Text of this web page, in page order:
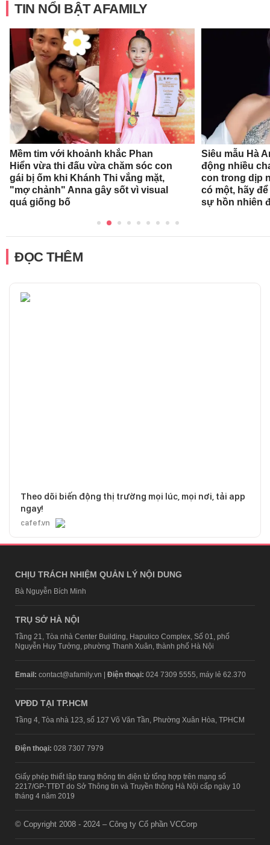
TIN NỔI BẬT AFAMILY
Mềm tim với khoảnh khắc Phan
Hiển vừa thi đấu vừa chăm sóc con
gái bị ốm khi Khánh Thi vắng mặt,
"mợ chảnh" Anna gây sốt vì visual
quá giống bố
Siêu mẫu Hà
động nhiều
con trong dịp
có một, hãy
sự hồn nhiên
ĐỌC THÊM
Theo dõi biến động thị trường mọi lúc, mọi nơi, tải app
ngay!
cafef.vn
CHỊU TRÁCH NHIỆM QUẢN LÝ NỘI DUNG
Bà Nguyễn Bích Minh
TRỤ SỞ HÀ NỘI
Tầng 21, Tòa nhà Center Building, Hapulico Complex, Số 01, phố
Nguyễn Huy Tưởng, phường Thanh Xuân, thành phố Hà Nội
Email: contact@afamily.vn | Điện thoại: 024 7309 5555, máy lẻ 62.370
VPĐD TẠI TP.HCM
Tầng 4, Tòa nhà 123, số 127 Võ Văn Tần, Phường Xuân Hòa, TPHCM
Điện thoại: 028 7307 7979
Giấy phép thiết lập trang thông tin điện tử tổng hợp trên mạng số
2217/GP-TTĐT do Sở Thông tin và Truyền thông Hà Nội cấp ngày 10
tháng 4 năm 2019
© Copyright 2008 - 2024 – Công ty Cổ phần VCCorp